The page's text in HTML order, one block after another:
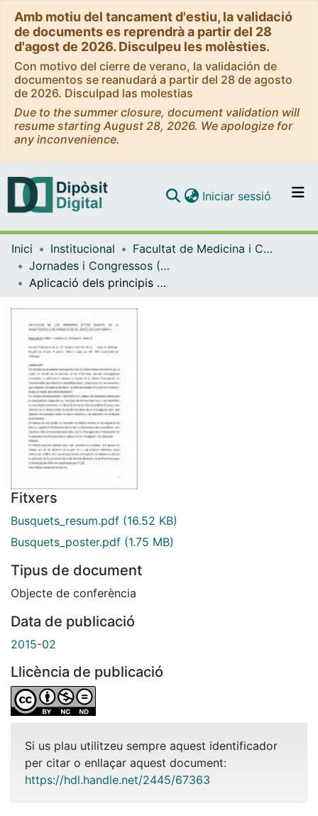
Amb motiu del tancament d'estiu, la validació
de documents es reprendrà a partir del 28
d'agost de 2026. Disculpeu les molèsties.
Con motivo del cierre de verano, la validación de
documentos se reanudará a partir del 28 de agosto
de 2026. Disculpad las molestias
Due to the summer closure, document validation will
resume starting August 28, 2026. We apologize for
any inconvenience.
Navega per tot el DD
Iniciar sessió (current)
Inici Institucional
Facultat de Medicina i Ciències de la Salut
Jornades i Congressos (Facultat de Medicina i Ciències de la Salut)
Aplicació dels principis ètics bàsics en la recerca amb persones en el grau d'Infermeria
Fitxers
Busquets_resum.pdf (16.52 KB)
Busquets_poster.pdf (1.75 MB)
Tipus de document
Objecte de conferència
Data de publicació
2015-02
Llicència de publicació
Si us plau utilitzeu sempre aquest identificador
per citar o enllaçar aquest document:
https://hdl.handle.net/2445/67363